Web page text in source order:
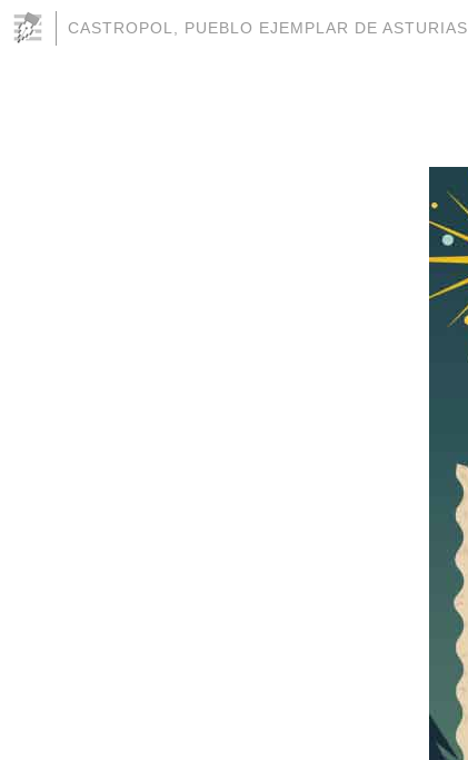
CASTROPOL, PUEBLO EJEMPLAR DE ASTURIAS